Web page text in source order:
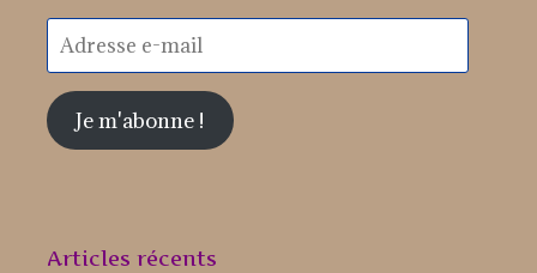
Adresse
e-
Je m'abonne !
Articles récents